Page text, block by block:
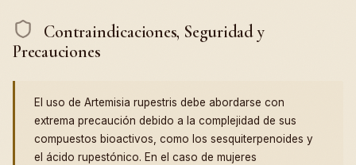
Contraindicaciones, Seguridad y
Precauciones
El uso de Artemisia rupestris debe abordarse con
extrema precaución debido a la complejidad de sus
compuestos bioactivos, como los sesquiterpenoides y
el ácido rupestónico. En el caso de mujeres